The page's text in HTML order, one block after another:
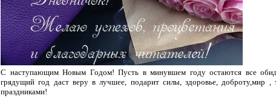
С наступающим Новым Годом! Пусть в минувшем году остаются все
грядущий год даст веру в лучшее, подарит силы, здоровье, доброту,мир
праздниками!